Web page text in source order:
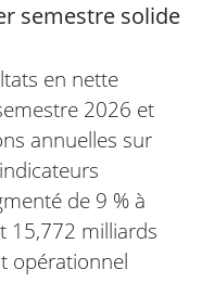
semestre solide
en nette
2026 et
annuelles sur
de 9 % à
15,772 milliards
opérationnel